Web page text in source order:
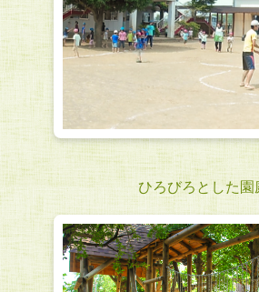
ひろびろとした園